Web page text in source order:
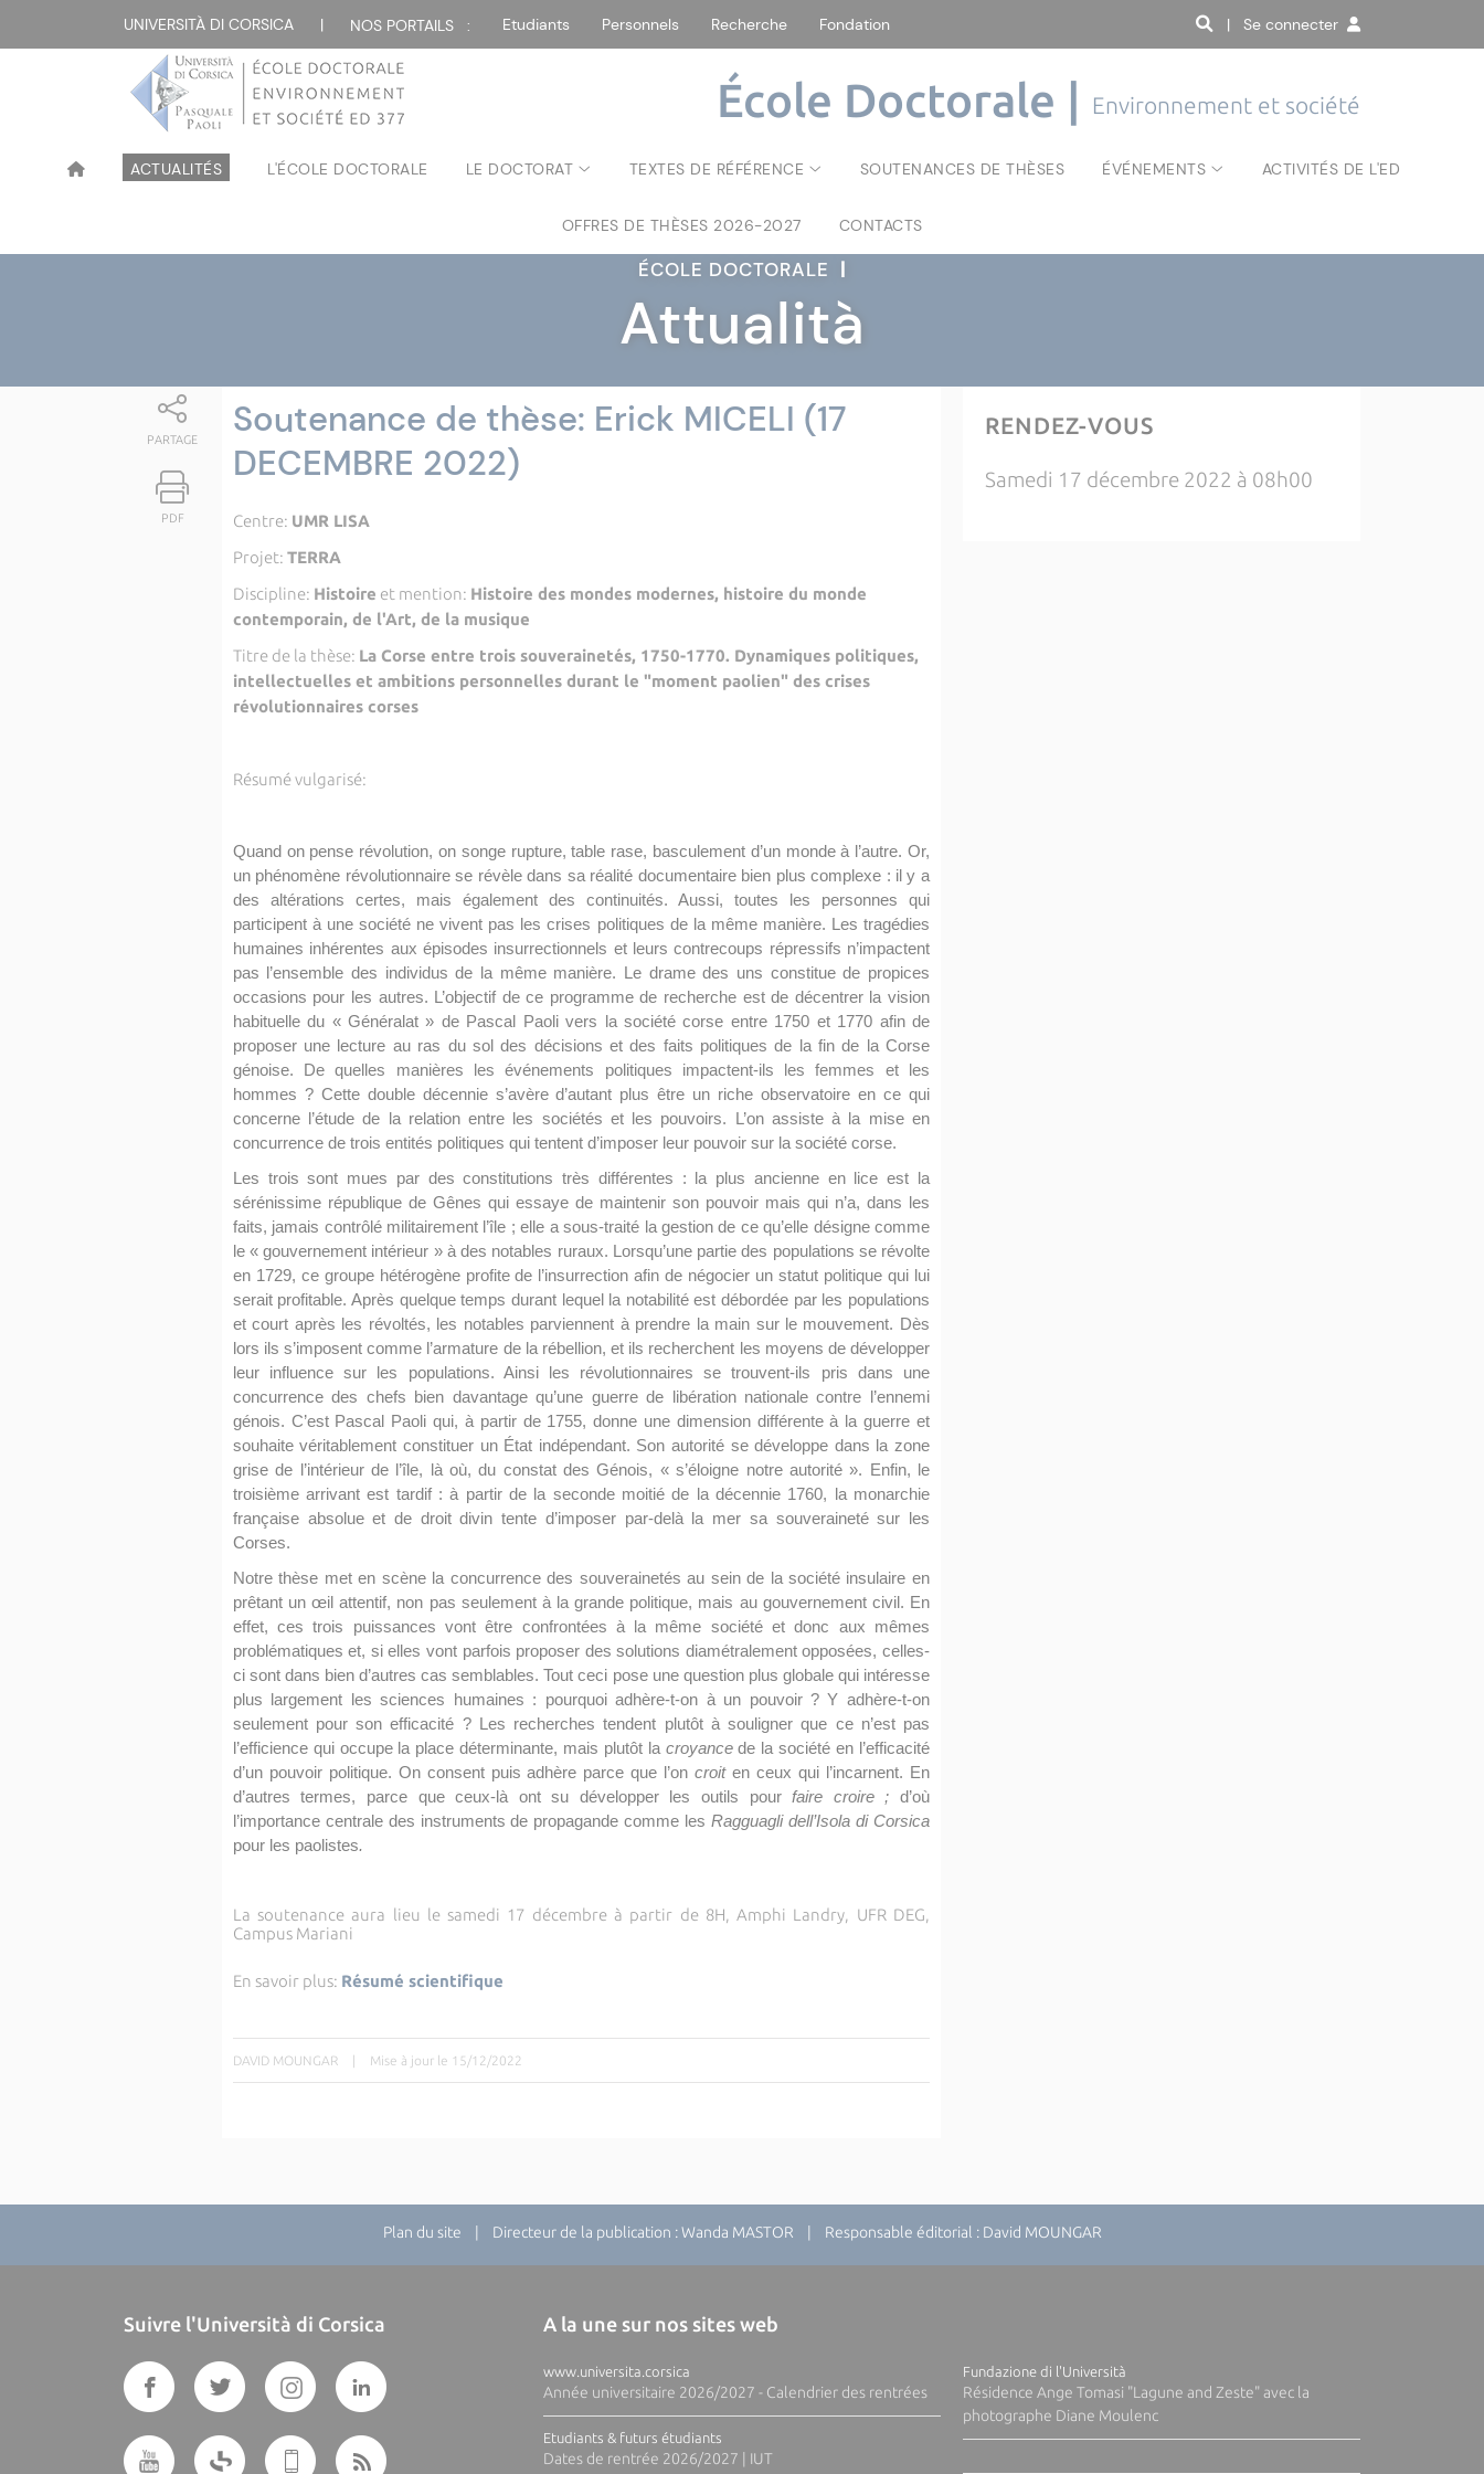
UNIVERSITÀ DI CORSICA | NOS PORTAILS : Etudiants Personnels Recherche Fondation | Se connecter
École Doctorale | Environnement et société
ACTUALITÉS L'ÉCOLE DOCTORALE LE DOCTORAT TEXTES DE RÉFÉRENCE SOUTENANCES DE THÈSES ÉVÉNEMENTS ACTIVITÉS DE L'ED
OFFRES DE THÈSES 2026-2027 CONTACTS
ÉCOLE DOCTORALE |
Attualità
PARTAGE
PDF
Soutenance de thèse: Erick MICELI (17
DECEMBRE 2022)
Centre: UMR LISA
Projet: TERRA
Discipline: Histoire et mention: Histoire des mondes modernes, histoire du monde
contemporain, de l'Art, de la musique
Titre de la thèse: La Corse entre trois souverainetés, 1750-1770. Dynamiques politiques,
intellectuelles et ambitions personnelles durant le "moment paolien" des crises
révolutionnaires corses
Résumé vulgarisé:
Quand on pense révolution, on songe rupture, table rase, basculement d’un monde à l’autre. Or,
un phénomène révolutionnaire se révèle dans sa réalité documentaire bien plus complexe : il y a
des altérations certes, mais également des continuités. Aussi, toutes les personnes qui
participent à une société ne vivent pas les crises politiques de la même manière. Les tragédies
humaines inhérentes aux épisodes insurrectionnels et leurs contrecoups répressifs n’impactent
pas l’ensemble des individus de la même manière. Le drame des uns constitue de propices
occasions pour les autres. L’objectif de ce programme de recherche est de décentrer la vision
habituelle du « Généralat » de Pascal Paoli vers la société corse entre 1750 et 1770 afin de
proposer une lecture au ras du sol des décisions et des faits politiques de la fin de la Corse
génoise. De quelles manières les événements
politiques impactent-ils les femmes et les
hommes ? Cette double décennie s’avère d’autant plus être un riche observatoire en ce qui
concerne l’étude de la relation entre les sociétés et les pouvoirs. L’on assiste à la mise en
concurrence de trois entités politiques qui tentent d’imposer leur pouvoir sur la société corse.
Les trois sont mues par des constitutions très différentes : la plus ancienne en lice est la
sérénissime république de Gênes qui essaye de maintenir son pouvoir mais qui n’a, dans les
faits, jamais contrôlé militairement l’île ; elle a sous-traité la gestion de ce qu’elle désigne comme
le « gouvernement intérieur » à des notables ruraux. Lorsqu’une partie des populations se révolte
en 1729, ce groupe hétérogène profite de l’insurrection afin de négocier un statut politique qui lui
serait profitable. Après quelque temps durant lequel la notabilité est débordée par les populations
et court après les révoltés, les notables parviennent à prendre la main sur le mouvement. Dès
lors ils s’imposent comme l’armature de la rébellion, et ils recherchent les moyens de développer
leur influence sur les populations. Ainsi les révolutionnaires se trouvent-ils pris dans une
concurrence des chefs bien davantage qu’une guerre de libération nationale contre l’ennemi
génois. C’est Pascal Paoli qui, à partir de 1755, donne une dimension différente à la guerre et
souhaite véritablement constituer un État indépendant. Son autorité se développe dans la zone
grise de l’intérieur de l’île, là où, du constat des Génois, « s’éloigne notre autorité ». Enfin, le
troisième arrivant est tardif : à partir de la seconde moitié de la décennie 1760, la monarchie
française absolue et de droit divin tente d’imposer par-delà la mer sa souveraineté sur les
Corses.
Notre thèse met en scène la concurrence des souverainetés au sein de la société insulaire en
prêtant un œil attentif, non pas seulement à la grande politique, mais au gouvernement civil. En
effet, ces trois puissances vont être confrontées à la même société et donc aux mêmes
problématiques et, si elles vont parfois proposer des solutions diamétralement opposées, celles-
ci sont dans bien d’autres cas semblables. Tout ceci pose une question plus globale qui intéresse
plus largement les sciences humaines : pourquoi adhère-t-on à un pouvoir ? Y adhère-t-on
seulement pour son efficacité ? Les recherches tendent plutôt à souligner que ce n’est pas
l’efficience qui occupe la place déterminante, mais plutôt la croyancede la société en l’efficacité
d’un pouvoir politique. On consent puis adhère parce que l’oncroiten ceux qui l’incarnent. En
d’autres termes, parce que ceux-là ont su développer les outils pourfaire croire ; d’où
l’importance centrale des instruments de propagande comme lesRagguagli dell’Isola di Corsica
pour les paolistes.
La soutenance aura lieu le samedi 17 décembre à partir de 8H, Amphi Landry, UFR DEG,
Campus Mariani
En savoir plus: Résumé scientifique
DAVID MOUNGAR | Mise à jour le 15/12/2022
RENDEZ-VOUS
Samedi 17 décembre 2022 à 08h00
Plan du site | Directeur de la publication : Wanda MASTOR | Responsable éditorial : David MOUNGAR
Suivre l'Università di Corsica A la une sur nos sites web
www.universita.corsica
Année universitaire 2026/2027 - Calendrier des rentrées
Etudiants & futurs étudiants
Dates de rentrée 2026/2027 | IUT
Fundazione di l'Università
Résidence Ange Tomasi "Lagune and Zeste" avec la
photographe Diane Moulenc